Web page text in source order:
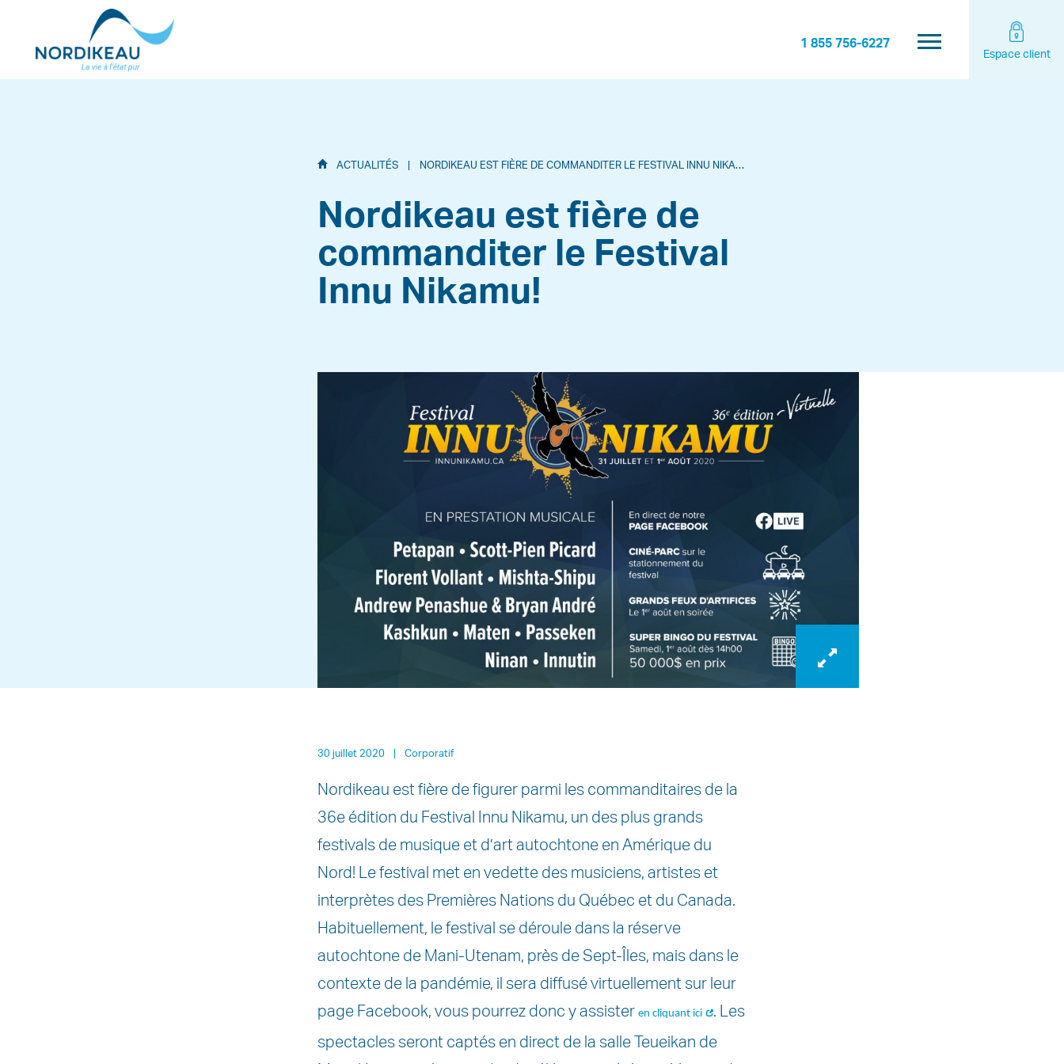
Espace client
1 855 756-6227
ACTUALITÉS | NORDIKEAU EST FIÈRE DE COMMANDITER LE FESTIVAL INNU NIKAMU!
Nordikeau est fière de
commanditer le Festival
Innu Nikamu!
30 juillet 2020 | Corporatif
Nordikeau est fière de figurer parmi les commanditaires de la
36e édition du Festival Innu Nikamu, un des plus grands
festivals de musique et d’art autochtone en Amérique du
Nord! Le festival met en vedette des musiciens, artistes et
interprètes des Premières Nations du Québec et du Canada.
Habituellement, le festival se déroule dans la réserve
autochtone de Mani-Utenam, près de Sept-Îles, mais dans le
contexte de la pandémie, il sera diffusé virtuellement sur leur
page Facebook, vous pourrez donc y assister en cliquant ici
. Les
spectacles seront captés en direct de la salle Teueikan de